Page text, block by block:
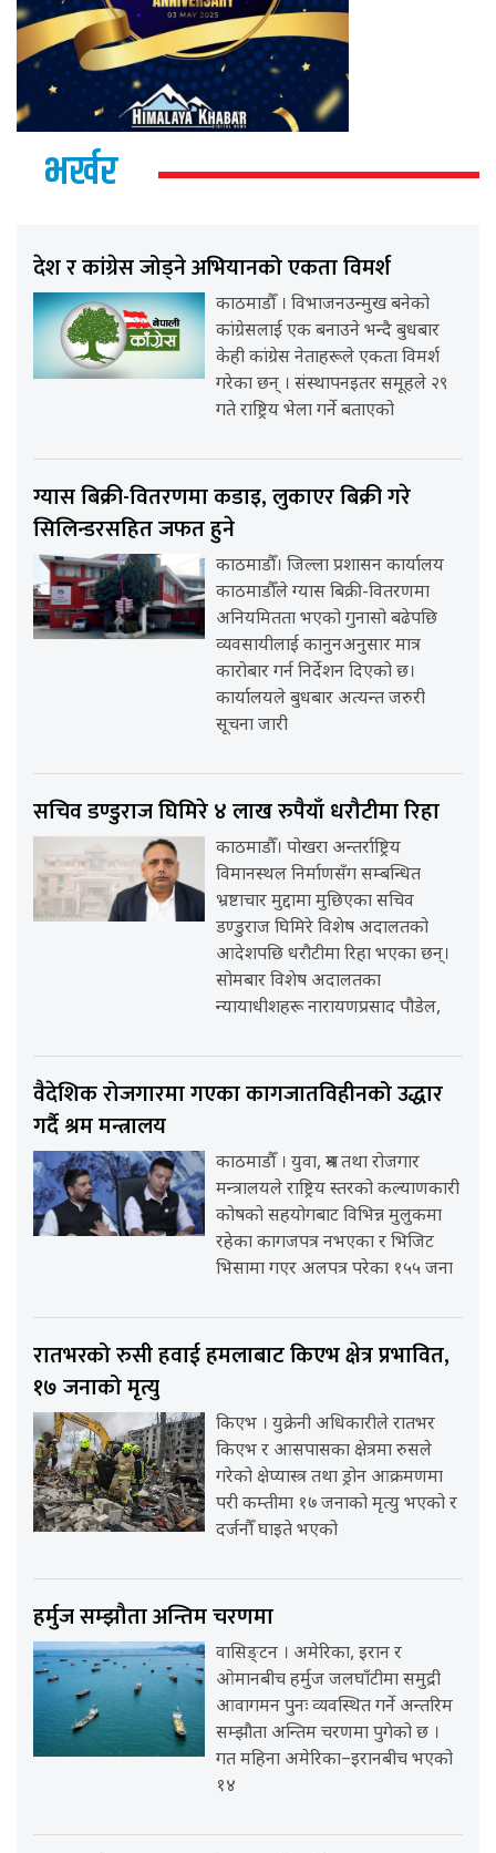
भर्खर
देश र कांग्रेस जोड्ने अभियानको एकता विमर्श
काठमाडौँ । विभाजनउन्मुख बनेको
कांग्रेसलाई एक बनाउने भन्दै बुधबार
केही कांग्रेस नेताहरूले एकता विमर्श
गरेका छन् । संस्थापनइतर समूहले २९
गते राष्ट्रिय भेला गर्ने बताएको
ग्यास बिक्री-वितरणमा कडाइ, लुकाएर बिक्री गरे
सिलिन्डरसहित जफत हुने
काठमाडौँ। जिल्ला प्रशासन कार्यालय
काठमाडौँले ग्यास बिक्री-वितरणमा
अनियमितता भएको गुनासो बढेपछि
व्यवसायीलाई कानुनअनुसार मात्र
कारोबार गर्न निर्देशन दिएको छ।
कार्यालयले बुधबार अत्यन्त जरुरी
सूचना जारी
सचिव डण्डुराज घिमिरे ४ लाख रुपैयाँ धरौटीमा रिहा
काठमाडौँ। पोखरा अन्तर्राष्ट्रिय
विमानस्थल निर्माणसँग सम्बन्धित
भ्रष्टाचार मुद्दामा मुछिएका सचिव
डण्डुराज घिमिरे विशेष अदालतको
आदेशपछि धरौटीमा रिहा भएका छन्।
सोमबार विशेष अदालतका
न्यायाधीशहरू नारायणप्रसाद पौडेल,
वैदेशिक रोजगारमा गएका कागजातविहीनको उद्धार
गर्दै श्रम मन्त्रालय
काठमाडौँ । युवा, श्रम तथा रोजगार
मन्त्रालयले राष्ट्रिय स्तरको कल्याणकारी
कोषको सहयोगबाट विभिन्न मुलुकमा
रहेका कागजपत्र नभएका र भिजिट
भिसामा गएर अलपत्र परेका १५५ जना
रातभरको रुसी हवाई हमलाबाट किएभ क्षेत्र प्रभावित,
१७ जनाको मृत्यु
किएभ । युक्रेनी अधिकारीले रातभर
किएभ र आसपासका क्षेत्रमा रुसले
गरेको क्षेप्यास्त्र तथा ड्रोन आक्रमणमा
परी कम्तीमा १७ जनाको मृत्यु भएको र
दर्जनौँ घाइते भएको
हर्मुज सम्झौता अन्तिम चरणमा
वासिङ्टन । अमेरिका, इरान र
ओमानबीच हर्मुज जलघाँटीमा समुद्री
आवागमन पुनः व्यवस्थित गर्ने अन्तरिम
सम्झौता अन्तिम चरणमा पुगेको छ ।
गत महिना अमेरिका–इरानबीच भएको
१४